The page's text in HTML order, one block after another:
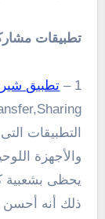
تطبيقات
1 – تطبيق
التطبيقات
والأجهزة
يحظى بشعبية
ذلك أنه أحسن